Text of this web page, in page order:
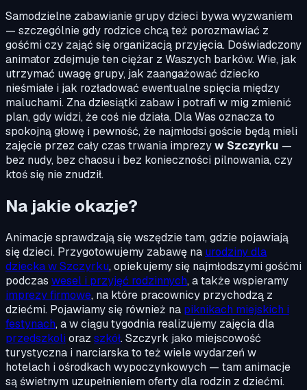
Samodzielne zabawianie grupy dzieci bywa wyzwaniem
— szczególnie gdy rodzice chcą też porozmawiać z
gośćmi czy zająć się organizacją przyjęcia. Doświadczony
animator zdejmuje ten ciężar z Waszych barków. Wie, jak
utrzymać uwagę grupy, jak zaangażować dziecko
nieśmiałe i jak rozładować ewentualne spięcia między
maluchami. Zna dziesiątki zabaw i potrafi w mig zmienić
plan, gdy widzi, że coś nie działa. Dla Was oznacza to
spokojną głowę i pewność, że najmłodsi goście będą mieli
zajęcie przez cały czas trwania imprezyw Szczyrku —
bez nudy, bez chaosu i bez konieczności pilnowania, czy
ktoś się nie znudził.
Na jakie okazje?
Animacje sprawdzają się wszędzie tam, gdzie pojawiają
się dzieci. Przygotowujemy zabawę na urodziny dla
dziecka w Szczyrku, opiekujemy się najmłodszymi gośćmi
podczas wesel i przyjęć rodzinnych, a także wspieramy
imprezy firmowe, na które pracownicy przychodzą z
dziećmi. Pojawiamy się również na piknikach miejskich i
festynach, a w ciągu tygodnia realizujemy zajęcia dla
przedszkoli oraz szkół. Szczyrk jako miejscowość
turystyczna i narciarska to też wiele wydarzeń w
hotelach i ośrodkach wypoczynkowych — tam animacje
są świetnym uzupełnieniem oferty dla rodzin z dziećmi.